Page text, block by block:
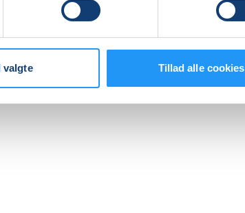
valgte Tillad alle cookies
så tilmeld dig alligevel. Det
af muligheden, at dele kursusprisen